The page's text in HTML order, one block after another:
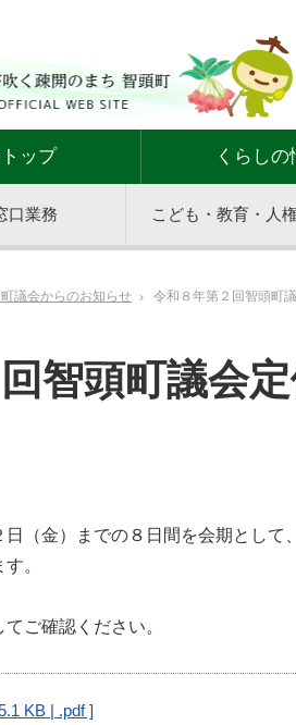
ップ くらしの
口業務 こども・教育・人
議会からのお知らせ 令和８年第２回智頭町
智頭町議会
（金）までの８日間を会期として、
。
ご確認ください。
KB | .pdf ]